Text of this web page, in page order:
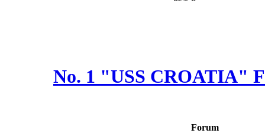
No. 1 "USS CROATIA"
Forum